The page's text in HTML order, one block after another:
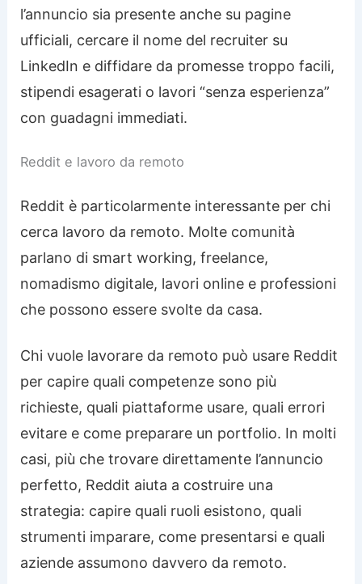
l’annuncio sia presente anche su pagine
ufficiali, cercare il nome del recruiter su
LinkedIn e diffidare da promesse troppo facili,
stipendi esagerati o lavori “senza esperienza”
con guadagni immediati.
Reddit e lavoro da remoto
Reddit è particolarmente interessante per chi
cerca lavoro da remoto. Molte comunità
parlano di smart working, freelance,
nomadismo digitale, lavori online e professioni
che possono essere svolte da casa.
Chi vuole lavorare da remoto può usare Reddit
per capire quali competenze sono più
richieste, quali piattaforme usare, quali errori
evitare e come preparare un portfolio. In molti
casi, più che trovare direttamente l’annuncio
perfetto, Reddit aiuta a costruire una
strategia: capire quali ruoli esistono, quali
strumenti imparare, come presentarsi e quali
aziende assumono davvero da remoto.